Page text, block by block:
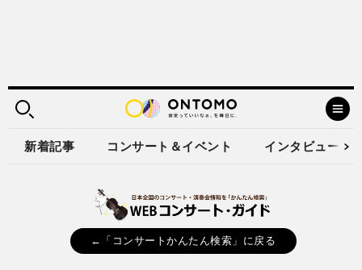
新着記事 コンサート＆イベント インタビュー
←「コンサートかんたん検索」に戻る